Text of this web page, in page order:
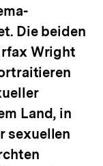
Die beiden
Wright
Land, in
sexuellen